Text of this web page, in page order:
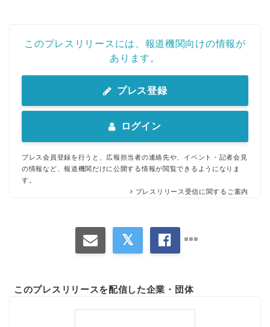
このプレスリリースには、報道機関向けの情報が
あります。
プレス登録
ログイン
プレス会員登録を行うと、広報担当者の連絡先や、イベント・記者会見
の情報など、報道機関だけに公開する情報が閲覧できるようになりま
す。
プレスリリース受信に関するご案内
このプレスリリースを配信した企業・団体